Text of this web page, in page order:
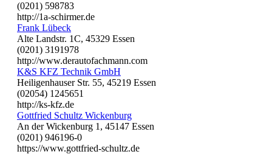
(0201) 598783
http://1a-schirmer.de
Frank Lübeck
Alte Landstr. 1C, 45329 Essen
(0201) 3191978
http://www.derautofachmann.com
K&S KFZ Technik GmbH
Heiligenhauser Str. 55, 45219 Essen
(02054) 1245651
http://ks-kfz.de
Gottfried Schultz Wickenburg
An der Wickenburg 1, 45147 Essen
(0201) 946196-0
https://www.gottfried-schultz.de